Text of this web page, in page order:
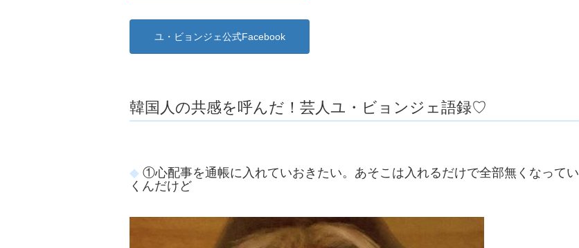
ユ・ビョンジェ公式Facebook
韓国人の共感を呼んだ！芸人ユ・ビョンジェ語録♡
①心配事を通帳に入れていおきたい。あそこは入れるだけで全部無くなってい
くんだけど